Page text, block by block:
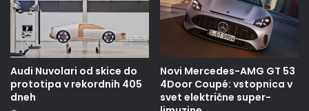
Audi Nuvolari od skice do
prototipa v rekordnih 405
dneh
Novi Mercedes-AMG GT 53
4Door Coupé: vstopnica v
svet električne super-